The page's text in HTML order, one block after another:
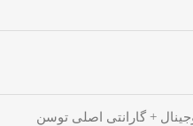
+ گارانتی اصلی توسن